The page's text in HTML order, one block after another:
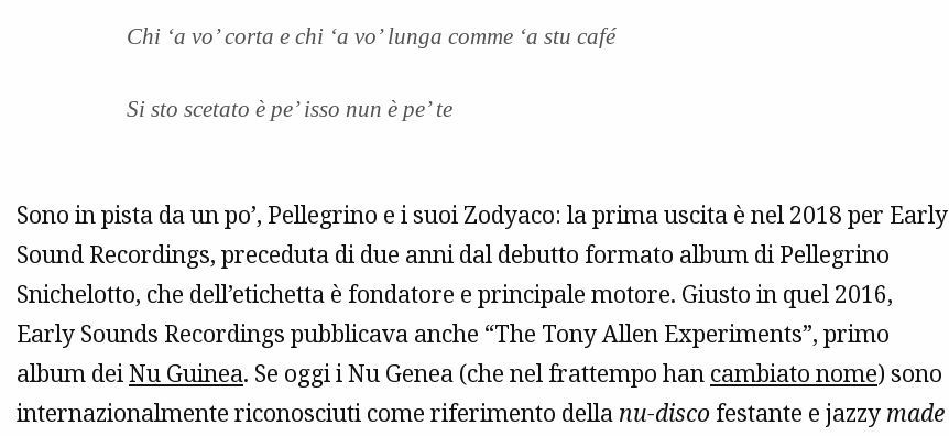
Chi ‘a vo’ corta e chi ‘a vo’ lunga comme ‘a stu café
Si sto scetato è pe’ isso nun è pe’ te
Sono in pista da un po’, Pellegrino e i suoi Zodyaco: la prima uscita è nel 2018 per Early
Sound Recordings, preceduta di due anni dal debutto formato album di Pellegrino
Snichelotto, che dell’etichetta è fondatore e principale motore. Giusto in quel 2016,
Early Sounds Recordings pubblicava anche “The Tony Allen Experiments”, primo
album deiNu Guinea. Se oggi i Nu Genea (che nel frattempo han cambiato nome) sono
internazionalmente riconosciuti come riferimento della nu-disco festante e jazzy made